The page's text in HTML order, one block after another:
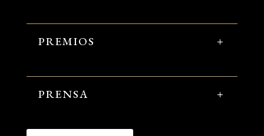
PREMIOS
PRENSA